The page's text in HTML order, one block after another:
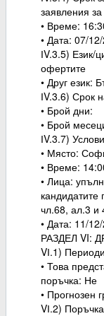
заявления
• Време:
• Дата: 07/
ІV.3.5) Език/
офертите
• Друг език:
ІV.3.6) Срок
• Брой дни:
• Брой
ІV.3.7)
• Място:
• Време:
• Лица:
кандидатите
чл.68, ал.3 и
• Дата: 11/
РАЗДЕЛ VI:
VІ.1)
• Това
поръчка: Не
• Прогнозен
VІ.2)